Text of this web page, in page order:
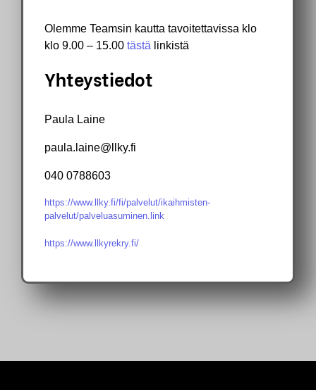
Olemme Teamsin kautta tavoitettavissa klo
klo 9.00 – 15.00 tästä linkistä
Yhteystiedot
Paula Laine
paula.laine@llky.fi
040 0788603
https://www.llky.fi/fi/palvelut/ikaihmisten-
palvelut/palveluasuminen.link
https://www.llkyrekry.fi/